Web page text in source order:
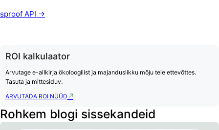
sproof API →
ROI kalkulaator
Arvutage e-allkirja ökoloogilist ja majanduslikku mõju teie ettevõttes.
Tasuta ja mittesiduv.
ARVUTADA ROI NÜÜD
Rohkem blogi sissekandeid